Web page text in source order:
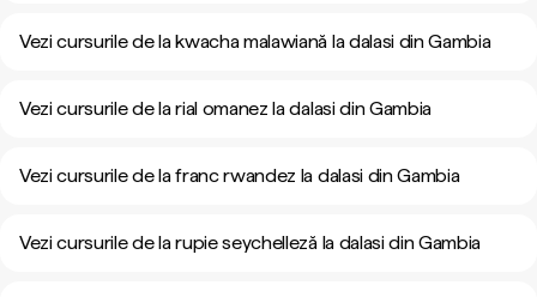
Vezi cursurile de la kwacha malawiană la dalasi din Gambia
Vezi cursurile de la rial omanez la dalasi din Gambia
Vezi cursurile de la franc rwandez la dalasi din Gambia
Vezi cursurile de la rupie seychelleză la dalasi din Gambia